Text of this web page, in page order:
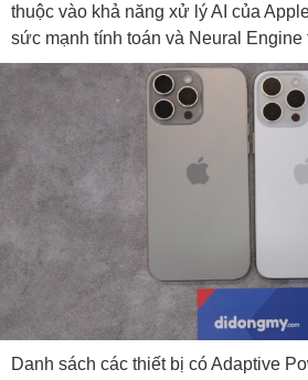
thuộc vào khả năng xử lý AI của
sức mạnh tính toán và Neural Engine
Danh sách các thiết bị có Adaptive